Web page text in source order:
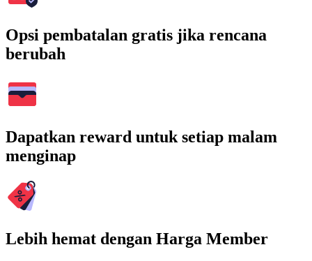
Opsi pembatalan gratis jika rencana
berubah
Dapatkan reward untuk setiap malam
menginap
Lebih hemat dengan Harga Member